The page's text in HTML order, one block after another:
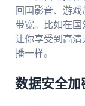
回国影音、游
带宽。比如在国
让你享受到高清
播一样。
数据安全加